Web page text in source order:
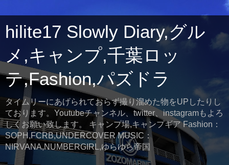
hilite17 Slowly Diary,グル
メ,キャンプ,千葉ロッ
テ,Fashion,パズドラ
タイムリーにあげられておらず撮り溜めた物をUPしたりし
ております。Youtubeチャンネル、twitter、instagramもよろ
しくお願い致します。 キャンプ場,キャンプギア Fashion：
SOPH,FCRB,UNDERCOVER MUSIC：
NIRVANA,NUMBERGIRL,ゆらゆら帝国